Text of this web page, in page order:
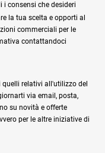
i consensi che desideri
la tua scelta e opporti al
commerciali per le
contattandoci
relativi all'utilizzo del
via email, posta,
su novità e offerte
per le altre iniziative di